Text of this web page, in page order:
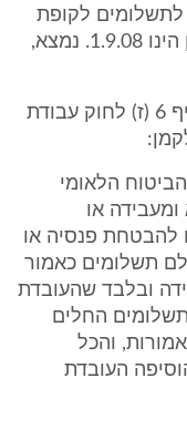
לתשלומים לקופת
גמל) התשס"ח - 2008 שיום תחילתן הינו 1.9.08. נמצא,
בתקופה הרלוונטית לתביעה חל סעיף 6 (ז) לחוק עבודת
הלאומי
1968, והיא ומעבידה או
להבטחת פנסיה או
תשלומים כאמור
ובלבד שהעובדת
החלים
והכל
העובדת